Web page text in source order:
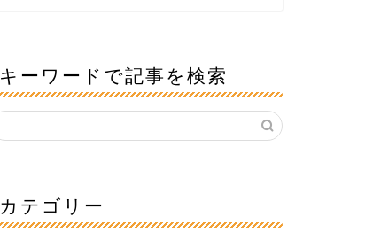
キーワードで記事を検索
カテゴリー